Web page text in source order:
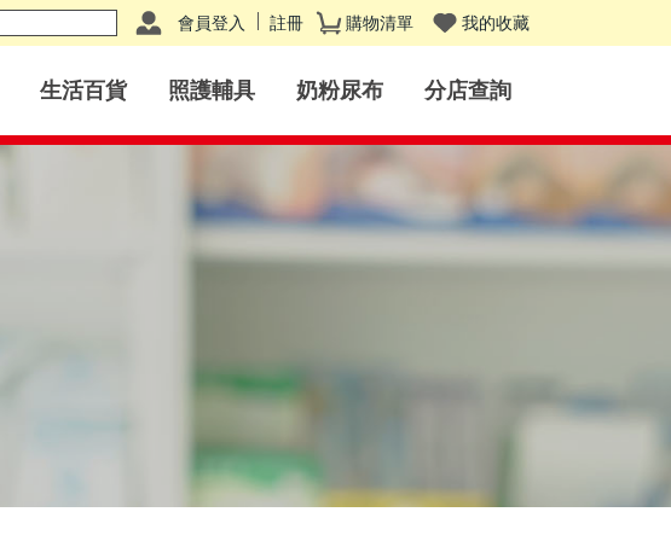
會員登入 註冊 購物清單 我的收藏
生活百貨 照護輔具 奶粉尿布 分店查詢